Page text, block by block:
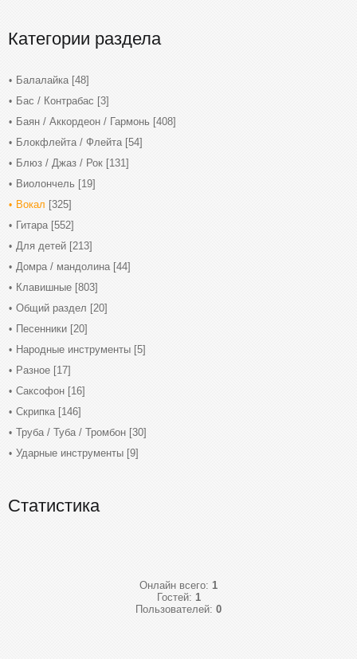
Категории раздела
Балалайка [48]
Бас / Контрабас [3]
Баян / Аккордеон / Гармонь [408]
Блокфлейта / Флейта [54]
Блюз / Джаз / Рок [131]
Виолончель [19]
Вокал [325]
Гитара [552]
Для детей [213]
Домра / мандолина [44]
Клавишные [803]
Общий раздел [20]
Песенники [20]
Народные инструменты [5]
Разное [17]
Саксофон [16]
Скрипка [146]
Труба / Туба / Тромбон [30]
Ударные инструменты [9]
Статистика
Онлайн всего: 1
Гостей: 1
Пользователей: 0